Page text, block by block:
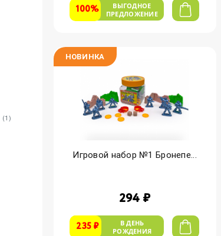
(1)
100%
ВЫГОДНОЕ
ПРЕДЛОЖЕНИЕ
НОВИНКА
Игровой набор №1 Бронепе...
294 ₽
235 ₽
В ДЕНЬ
РОЖДЕНИЯ